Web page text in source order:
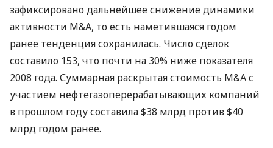
зафиксировано дальнейшее снижение динамики
активности M&A, то есть наметившаяся годом
ранее тенденция сохранилась. Число сделок
составило 153, что почти на 30% ниже показателя
2008 года. Суммарная раскрытая стоимость M&A с
участием нефтегазоперерабатывающих компаний
в прошлом году составила $38 млрд против $40
млрд годом ранее.